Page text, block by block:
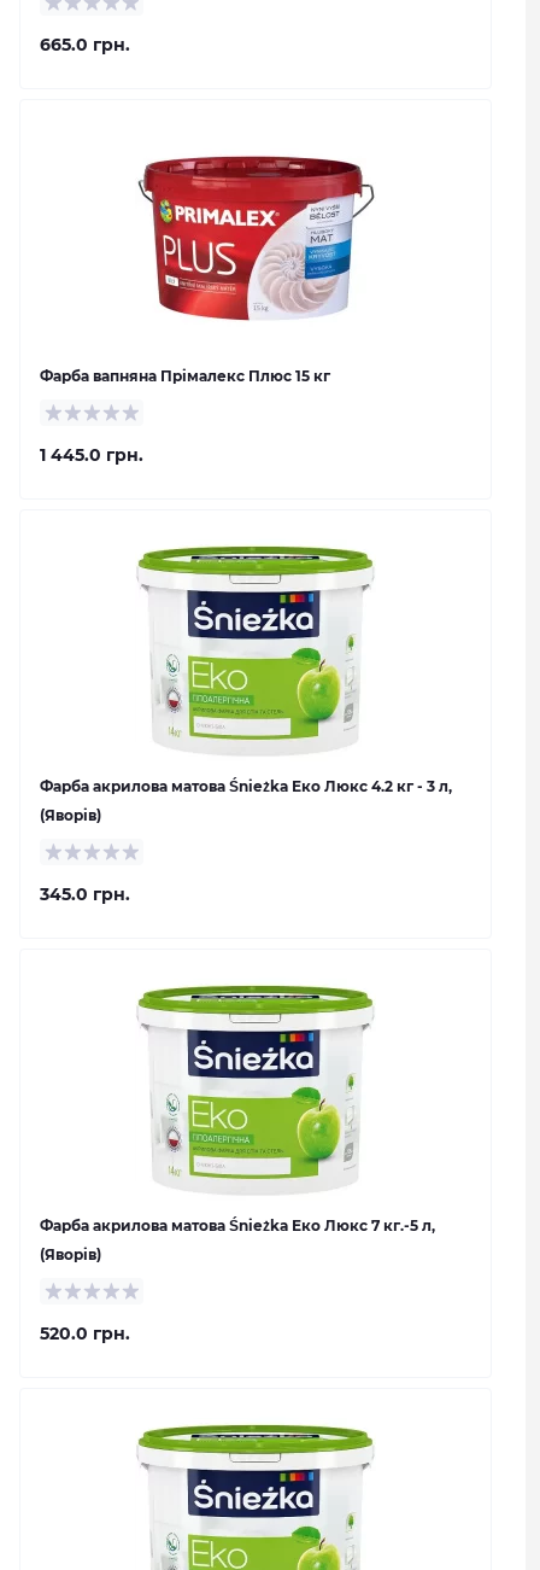
665.0 грн.
Фарба вапняна Прімалекс Плюс 15 кг
1 445.0 грн.
Фарба акрилова матова Śnieżka Еко Люкс 4.2 кг - 3 л,
(Яворів)
345.0 грн.
Фарба акрилова матова Śnieżka Еко Люкс 7 кг.-5 л,
(Яворів)
520.0 грн.